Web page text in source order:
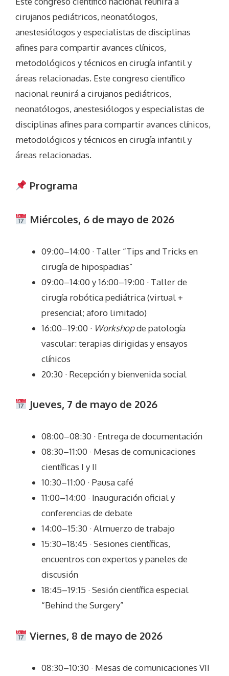
cirujanos pediátricos, neonatólogos,
anestesiólogos y especialistas de disciplinas
afines para compartir avances clínicos,
metodológicos y técnicos en cirugía infantil y
áreas relacionadas. Este congreso científico
nacional reunirá a cirujanos pediátricos,
neonatólogos, anestesiólogos y especialistas de
disciplinas afines para compartir avances clínicos,
metodológicos y técnicos en cirugía infantil y
áreas relacionadas.
Programa
Miércoles, 6 de mayo de 2026
09:00–14:00 · Taller “Tips and Tricks en
cirugía de hipospadias”
09:00–14:00 y 16:00–19:00 · Taller de
cirugía robótica pediátrica (virtual +
presencial; aforo limitado)
16:00–19:00 · Workshopde patología
vascular: terapias dirigidas y ensayos
clínicos
20:30 · Recepción y bienvenida social
Jueves, 7 de mayo de 2026
08:00–08:30 · Entrega de documentación
08:30–11:00 · Mesas de comunicaciones
científicas I y II
10:30–11:00 · Pausa café
11:00–14:00 · Inauguración oficial y
conferencias de debate
14:00–15:30 · Almuerzo de trabajo
15:30–18:45 · Sesiones científicas,
encuentros con expertos y paneles de
discusión
18:45–19:15 · Sesión científica especial
“Behind the Surgery”
Viernes, 8 de mayo de 2026
08:30–10:30 · Mesas de comunicaciones VII